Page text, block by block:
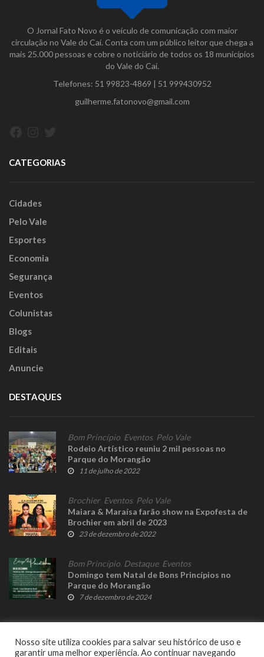
O Jornal Fato Novo é o veículo de comunicação com maior
circulação no Vale do Caí. Conta com um público leitor que chega a
mais 25.000 pessoas e cobre o noticiário de todos os 18 municípios
do Vale do Caí.
Telefones: 51 99823-4869 | 51 999430952
guilherme.fatonovo@gmail.com
CATEGORIAS
Cidades
Pelo Vale
Esportes
Economia
Segurança
Eventos
Colunistas
Blogs
Editais
Anuncie
DESTAQUES
Bom Princípio Eventos, Pelo Vale
Rodeio Artístico reuniu 2 mil pessoas no
Parque do Morangão
11 de julho de 2022
Brochier, Eventos, Pelo Vale
Maiara & Maraísa farão show na Expofesta de
Brochier em abril de 2023
23 de dezembro de 2022
Bom Princípio Destaque, Eventos
Domingo tem Natal de Bons Princípios no
Parque do Morangão
7 de dezembro de 2024
Nosso site utiliza cookies para salvar seu histórico de uso e
garantir uma melhor experiência. Ao continuar navegando